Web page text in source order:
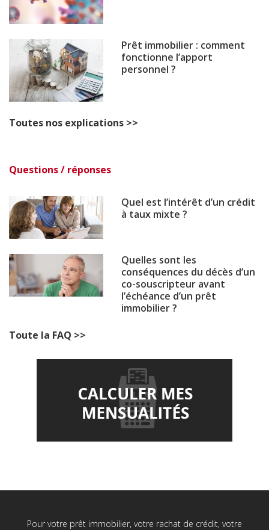
Prêt immobilier : comment
fonctionne l’apport
personnel ?
Toutes nos explications >>
Questions / réponses
Quel est l’intérêt d’un crédit
à taux mixte ?
Quelles sont les
conséquences du décès d’un
co-souscripteur avant
l’échéance d’un prêt
immobilier ?
Toute la FAQ >>
Pour votre prêt immobilier, votre rachat de crédit, votre